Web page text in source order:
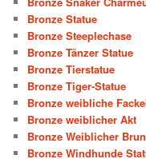
Bronze Statue
Bronze Steeplechase
Bronze Tänzer Statue
Bronze Tierstatue
Bronze Tiger-Statue
Bronze weibliche
Bronze weiblicher Akt
Bronze Weiblicher
Bronze Windhunde